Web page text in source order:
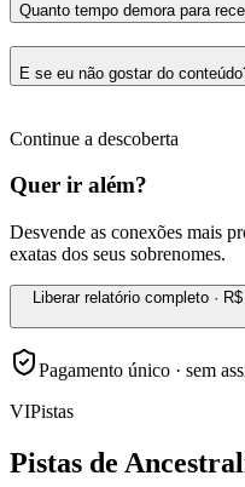
Quanto tempo demora para
E se eu não gostar do
Continue a descoberta
Quer ir além?
Desvende as conexões mais
exatas dos seus sobrenomes.
Liberar relatório completo ·
Pagamento único · sem
VIPistas
Pistas de